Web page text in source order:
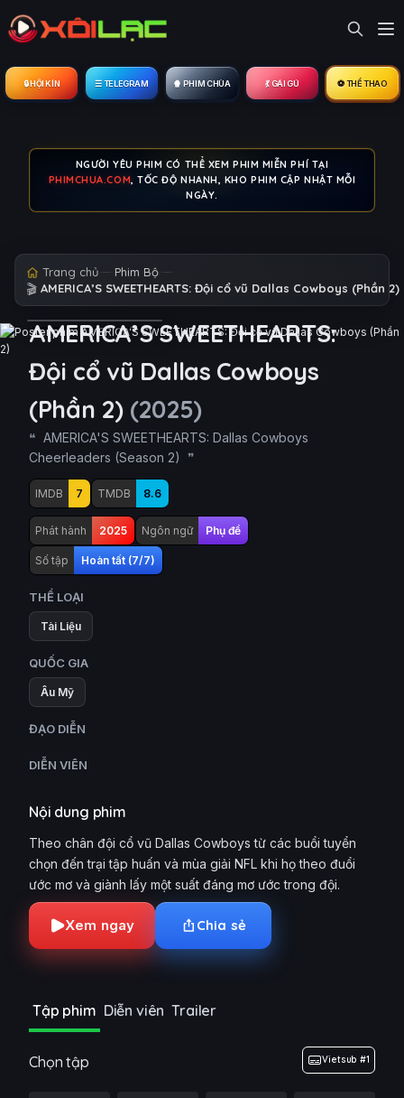
🔒︎ HỘI KÍN ☰ TELEGRAM 🍿 PHIM CHÙA 💃 GÁI GÚ ⚽ THỂ THAO
NGƯỜI YÊU PHIM CÓ THỂ XEM PHIM MIỄN PHÍ TẠI
PHIMCHUA.COM, TỐC ĐỘ NHANH, KHO PHIM CẬP NHẬT MỖI
NGÀY.
Trang chủ Phim Bộ
🎬 AMERICA’S SWEETHEARTS: Đội cổ vũ Dallas Cowboys (Phần 2)
AMERICA’S SWEETHEARTS:
Đội cổ vũ Dallas Cowboys
(Phần 2) (2025)
AMERICA'S SWEETHEARTS: Dallas Cowboys
Cheerleaders (Season 2)
IMDB 7 TMDB 8.6
Phát hành 2025 Ngôn ngữ Phụ đề
Số tập Hoàn tất (7/7)
THỂ LOẠI
Tài Liệu
QUỐC GIA
Âu Mỹ
ĐẠO DIỄN
DIỄN VIÊN
Nội dung phim
Theo chân đội cổ vũ Dallas Cowboys từ các buổi tuyển
chọn đến trại tập huấn và mùa giải NFL khi họ theo đuổi
ước mơ và giành lấy một suất đáng mơ ước trong đội.
Xem ngay Chia sẻ
Tập phim Diễn viên Trailer
Chọn tập Vietsub #1